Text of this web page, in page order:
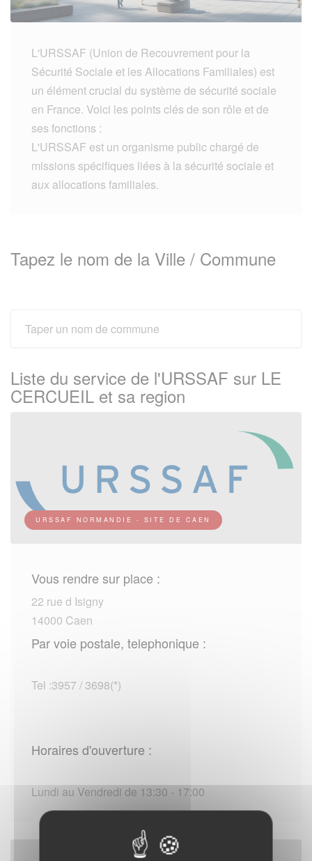
L'URSSAF (Union de Recouvrement pour la
Sécurité Sociale et les Allocations Familiales) est
un élément crucial du système de sécurité sociale
en France. Voici les points clés de son rôle et de
ses fonctions :
L'URSSAF est un organisme public chargé de
missions spécifiques liées à la sécurité sociale et
aux allocations familiales.
Tapez le nom de la Ville / Commune
Liste du service de l'URSSAF sur LE
CERCUEIL et sa region
URSSAF NORMANDIE - SITE DE CAEN
Vous rendre sur place :
22 rue d Isigny
14000 Caen
Par voie postale, telephonique :
Tel :3957 / 3698(*)
Horaires d'ouverture :
Lundi au Vendredi de 13:30 - 17:00